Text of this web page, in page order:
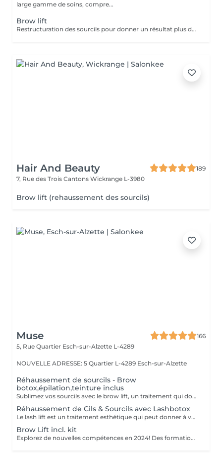
large gamme de soins, compre...
Brow lift
Restructuration des sourcils pour donner un résultat plus défini.
Hair And Beauty
189
7, Rue des Trois Cantons Wickrange L-3980
Brow lift (rehaussement des sourcils)
Muse
166
5, Rue Quartier Esch-sur-Alzette L-4289
NOUVELLE ADRESSE: 5 Quartier L-4289 Esch-sur-Alzette
Réhaussement de sourcils - Brow
botox,épilation,teinture inclus
Sublimez vos sourcils avec le brow lift, un traitement qui donne à vos sourcils une apparence liftée et bien définie. Grâce à des techniques spécialisées, nous remodelons vos sourcils en les brossant dans une direction uniforme, créant ainsi une illusion de plénitude et de symétrie. Pour compléter votre look, nous proposons également l'épilation et la teinture des sourcils pour un regard impeccable. Découvrez notre traitement complet pour des sourcils parfaitement sculptés.
Réhaussement de Cils & Sourcils avec Lashbotox
Le lash lift est un traitement esthétique qui peut donner à vos cils une apparence naturellement recourbée. Le brow lift est un traitement esthétique conçu spécialement pour vous offrir des sourcils plus épais et mieux définis.
Brow Lift incl. kit
Explorez de nouvelles compétences en 2024! Des formations passionnantes vous attendent. Pour plus d'informations, contactez-nous pour une discussion personnalisée. Ensemble, façonnons votre avenir professionnel. Appelez-nous dès maintenant!